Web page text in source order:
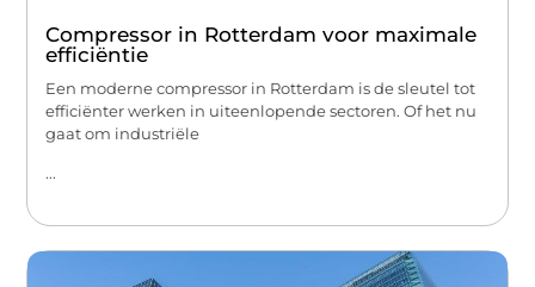
Compressor in Rotterdam voor maximale
efficiëntie
Een moderne compressor in Rotterdam is de sleutel tot
efficiënter werken in uiteenlopende sectoren. Of het nu
gaat om industriële
...